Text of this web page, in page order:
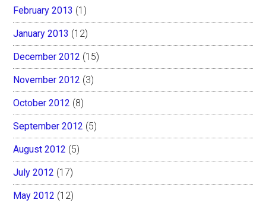
February 2013 (1)
January 2013 (12)
December 2012 (15)
November 2012 (3)
October 2012 (8)
September 2012 (5)
August 2012 (5)
July 2012 (17)
May 2012 (12)